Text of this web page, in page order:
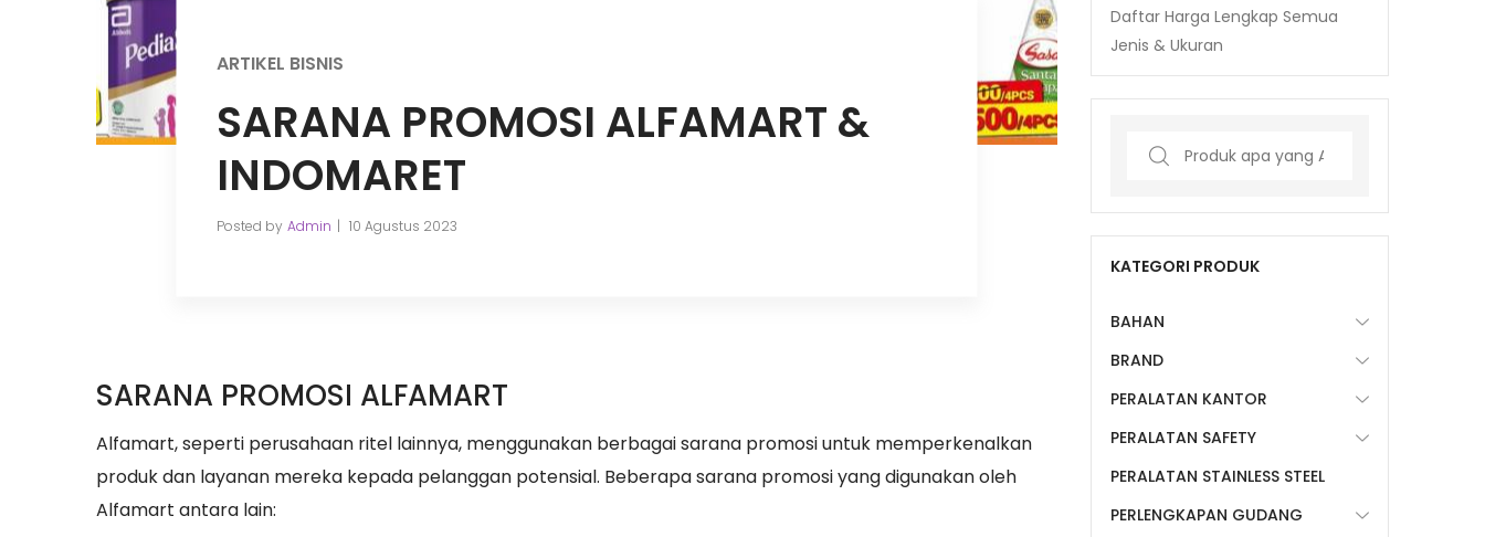
ARTIKEL BISNIS
SARANA PROMOSI ALFAMART &
INDOMARET
Posted by Admin 10 Agustus 2023
SARANA PROMOSI ALFAMART
Alfamart, seperti perusahaan ritel lainnya, menggunakan berbagai sarana promosi untuk memperkenalkan
produk dan layanan mereka kepada pelanggan potensial. Beberapa sarana promosi yang digunakan oleh
Alfamart antara lain:
Daftar Harga Lengkap Semua
Jenis & Ukuran
Search
KATEGORI PRODUK
BAHAN
BRAND
PERALATAN KANTOR
PERALATAN SAFETY
PERALATAN STAINLESS STEEL
PERLENGKAPAN GUDANG